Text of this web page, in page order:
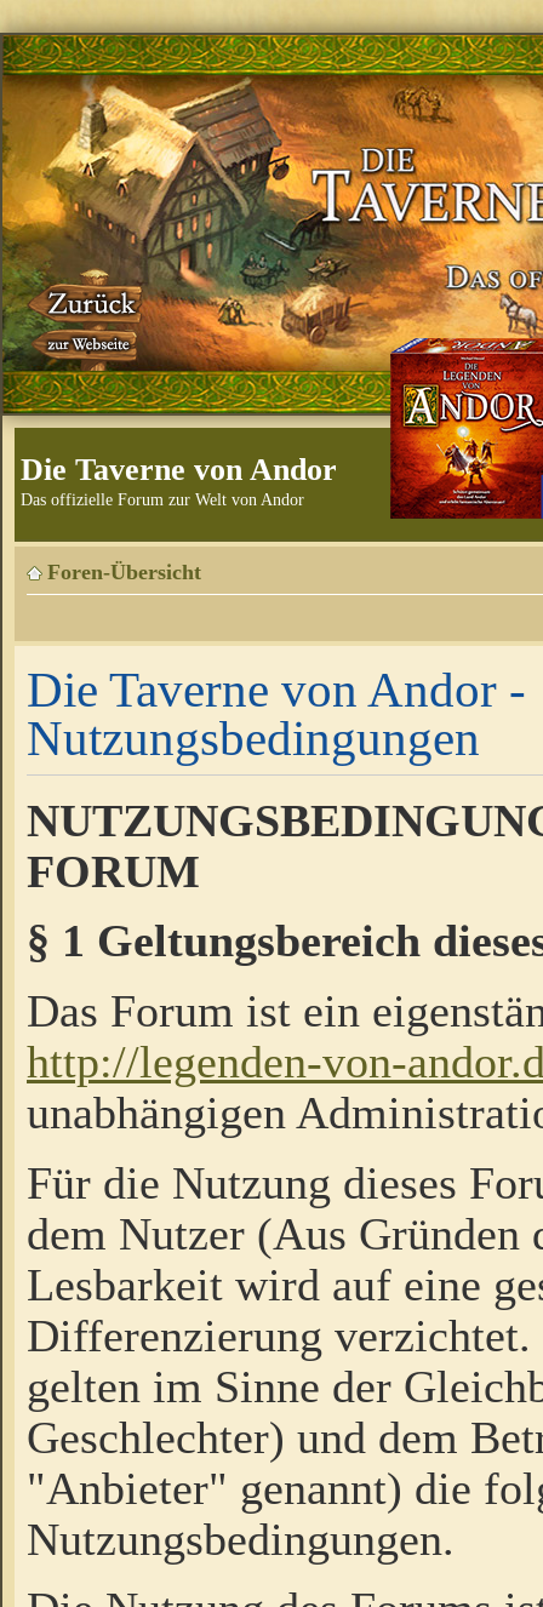
Die Taverne von Andor
Das offizielle Forum zur Welt von Andor
Foren-Übersicht
Die Taverne von Andor -
Nutzungsbedingungen
FORUM
§ 1 Geltungsbereich
Das Forum ist ein
http://legenden-von-
unabhängigen
Für die Nutzung dieses
dem Nutzer (Aus Gründen
Lesbarkeit wird auf eine
Differenzierung
gelten im Sinne der
Geschlechter) und dem
"Anbieter" genannt) die
Nutzungsbedingungen.